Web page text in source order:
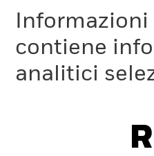
contiene
analitici